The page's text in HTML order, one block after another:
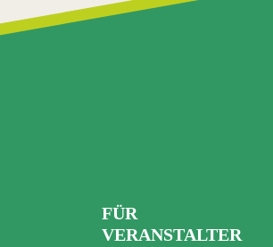
FÜR
VERANSTALTER